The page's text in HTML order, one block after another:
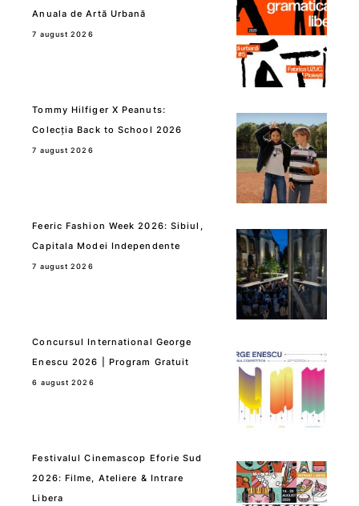
Anuala de Artă Urbană
7 august 2026
Tommy Hilfiger X Peanuts:
Colecția Back to School 2026
7 august 2026
Feeric Fashion Week 2026: Sibiul,
Capitala Modei Independente
7 august 2026
Concursul International George
Enescu 2026 | Program Gratuit
6 august 2026
Festivalul Cinemascop Eforie Sud
2026: Filme, Ateliere & Intrare
Libera